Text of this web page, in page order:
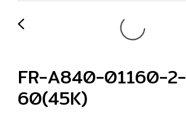
FR-A840-01160-2-
60(45K)